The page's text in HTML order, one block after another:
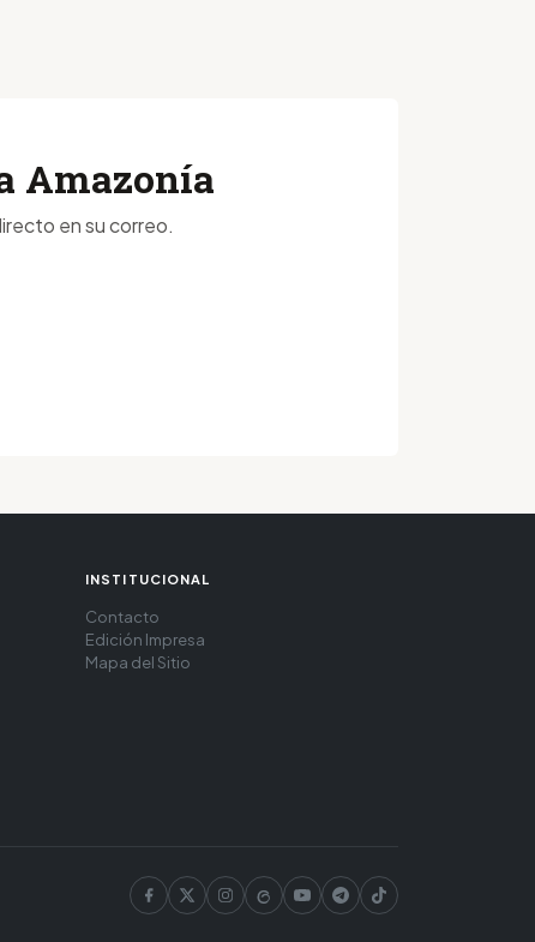
Amazonía
en su correo.
INSTITUCIONAL
Contacto
Edición Impresa
Mapa del Sitio